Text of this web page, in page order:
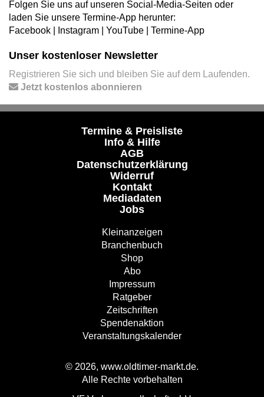
Folgen Sie uns auf unseren Social-Media-Seiten oder
laden Sie unsere Termine-App herunter:
Facebook
Instagram YouTube Termine-App
Unser kostenloser Newsletter
Registrieren Sie sich und bleiben Sie auf dem Laufenden.
Jetzt kostenlos abonnieren
Termine & Preisliste
Info & Hilfe
AGB
Datenschutzerklärung
Widerruf
Kontakt
Mediadaten
Jobs
Kleinanzeigen
Branchenbuch
Shop
Abo
Impressum
Ratgeber
Zeitschriften
Spendenaktion
Veranstaltungskalender
© 2026, www.oldtimer-markt.de.
Alle Rechte vorbehalten